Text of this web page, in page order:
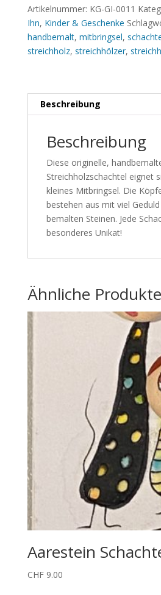
Artikelnummer: KG-GI-0011
Ihn, Kinder & Geschenke
handbemalt, mitbringsel,
streichholz, streichhölzer,
Beschreibung
Beschreibung
Diese originelle,
Streichholzschachtel eignet
kleines Mitbringsel. Die
bestehen aus mit viel
bemalten Steinen. Jede
besonderes Unikat!
Ähnliche Produkte
Aarestein
CHF9.00